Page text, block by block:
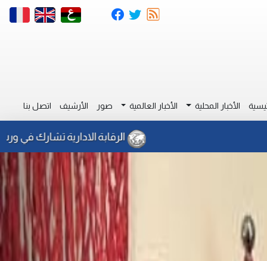
الأخبار المحلية الأخبار العالمية صور الأرشيف اتصل بنا
الرقابة الادارية تشارك في ورشة بالقاهرة حول